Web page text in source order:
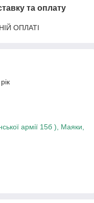
та оплату
ОПЛАТІ
армії 15б ), Маяки,